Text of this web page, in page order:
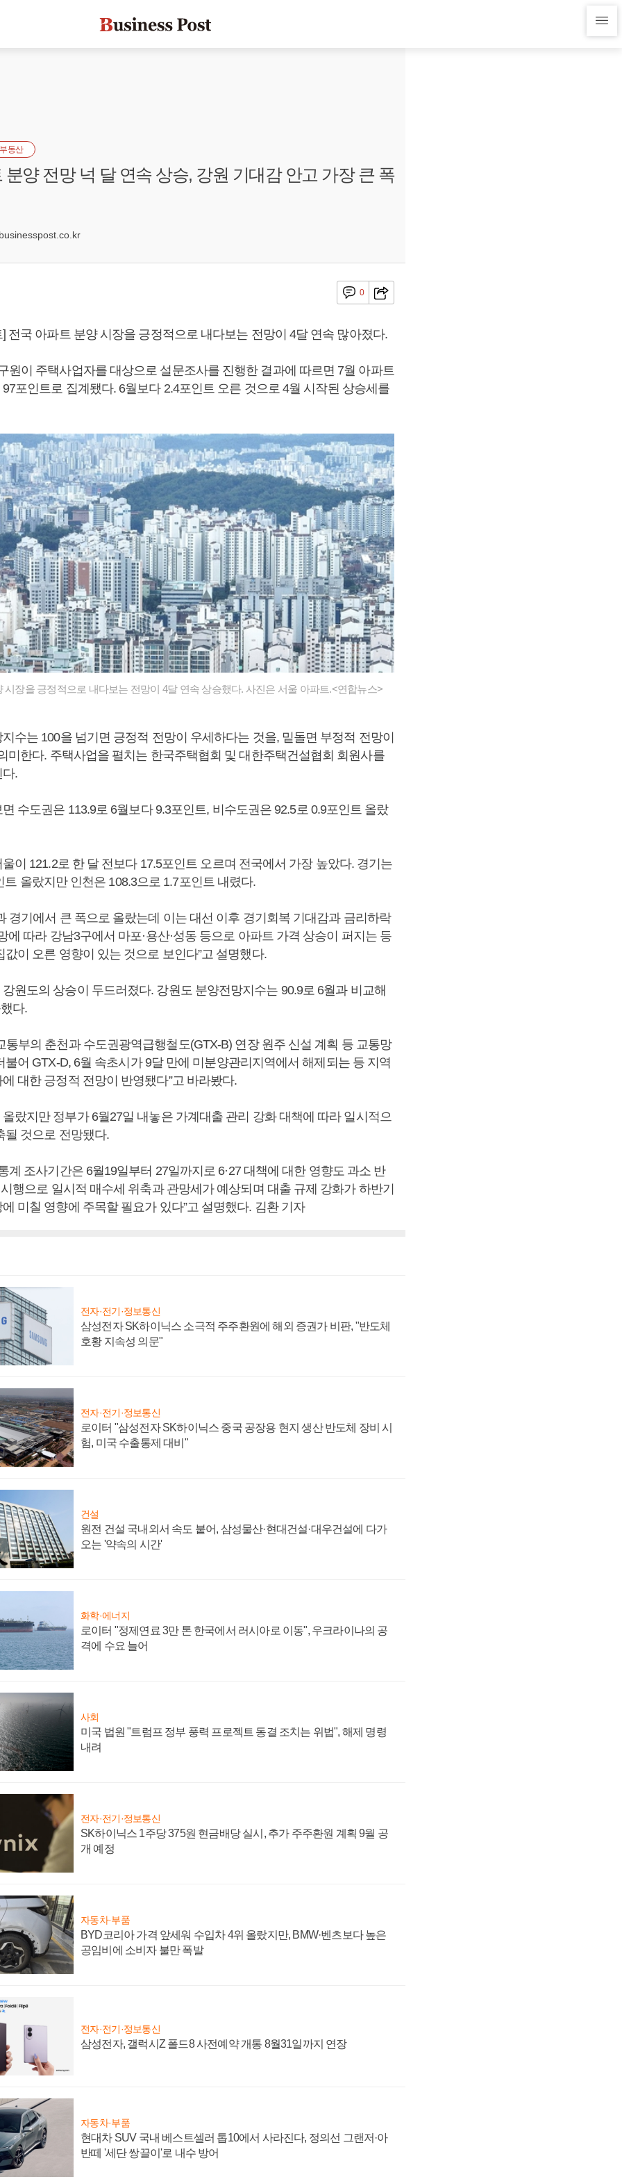
부동산
분양 전망 넉 달 연속 상승, 강원 기대감 안고 가장 큰 폭
0
전국 아파트 분양 시장을 긍정적으로 내다보는 전망이 4달 연속 많아졌다.
원이 주택사업자를 대상으로 설문조사를 진행한 결과에 따르면 7월 아파트
포인트로 집계됐다. 6월보다 2.4포인트 오른 것으로 4월 시작된 상승세를
장을 긍정적으로 내다보는 전망이 4달 연속 상승했다. 사진은 서울 아파트.<연합뉴스>
수는 100을 넘기면 긍정적 전망이 우세하다는 것을, 밑돌면 부정적 전망이
미한다. 주택사업을 펼치는 한국주택협회 및 대한주택건설협회 회원사를
.
수도권은 113.9로 6월보다 9.3포인트, 비수도권은 92.5로 0.9포인트 올랐
이 121.2로 한 달 전보다 17.5포인트 오르며 전국에서 가장 높았다. 경기는
트 올랐지만 인천은 108.3으로 1.7포인트 내렸다.
경기에서 큰 폭으로 올랐는데 이는 대선 이후 경기회복 기대감과 금리하락
에 따라 강남3구에서 마포·용산·성동 등으로 아파트 가격 상승이 퍼지는 등
값이 오른 영향이 있는 것으로 보인다”고 설명했다.
원도의 상승이 두드러졌다. 강원도 분양전망지수는 90.9로 6월과 비교해
다.
통부의 춘천과 수도권광역급행철도(GTX-B) 연장 원주 신설 계획 등 교통망
불어 GTX-D, 6월 속초시가 9달 만에 미분양관리지역에서 해제되는 등 지역
대한 긍정적 전망이 반영됐다”고 바라봤다.
랐지만 정부가 6월27일 내놓은 가계대출 관리 강화 대책에 따라 일시적으
될 것으로 전망됐다.
계 조사기간은 6월19일부터 27일까지로 6·27 대책에 대한 영향도 과소 반
시행으로 일시적 매수세 위축과 관망세가 예상되며 대출 규제 강화가 하반기
미칠 영향에 주목할 필요가 있다”고 설명했다. 김환 기자
전자·전기·정보통신
삼성전자 SK하이닉스 소극적 주주환원에 해외 증권가 비판, "반도체
호황 지속성 의문"
전자·전기·정보통신
로이터 "삼성전자 SK하이닉스 중국 공장용 현지 생산 반도체 장비 시
험, 미국 수출통제 대비"
건설
원전 건설 국내외서 속도 붙어, 삼성물산·현대건설·대우건설에 다가
오는 '약속의 시간'
화학·에너지
로이터 "정제연료 3만 톤 한국에서 러시아로 이동", 우크라이나의 공
격에 수요 늘어
사회
미국 법원 "트럼프 정부 풍력 프로젝트 동결 조치는 위법", 해제 명령
내려
전자·전기·정보통신
SK하이닉스 1주당 375원 현금배당 실시, 추가 주주환원 계획 9월 공
개 예정
자동차·부품
BYD코리아 가격 앞세워 수입차 4위 올랐지만, BMW·벤츠보다 높은
공임비에 소비자 불만 폭발
전자·전기·정보통신
삼성전자, 갤럭시Z 폴드8 사전예약 개통 8월31일까지 연장
자동차·부품
현대차 SUV 국내 베스트셀러 톱10에서 사라진다, 정의선 그랜저·아
반떼 '세단 쌍끌이'로 내수 방어